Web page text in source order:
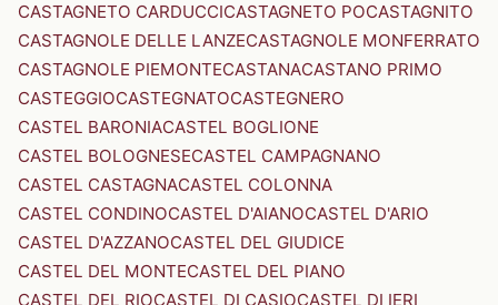
CASTAGNETO CARDUCCICASTAGNETO POCASTAGNITO
CASTAGNOLE DELLE LANZECASTAGNOLE MONFERRATO
CASTAGNOLE PIEMONTECASTANACASTANO PRIMO
CASTEGGIOCASTEGNATOCASTEGNERO
CASTEL BARONIACASTEL BOGLIONE
CASTEL BOLOGNESECASTEL CAMPAGNANO
CASTEL CASTAGNACASTEL COLONNA
CASTEL CONDINOCASTEL D'AIANOCASTEL D'ARIO
CASTEL D'AZZANOCASTEL DEL GIUDICE
CASTEL DEL MONTECASTEL DEL PIANO
CASTEL DEL RIOCASTEL DI CASIOCASTEL DI IERI